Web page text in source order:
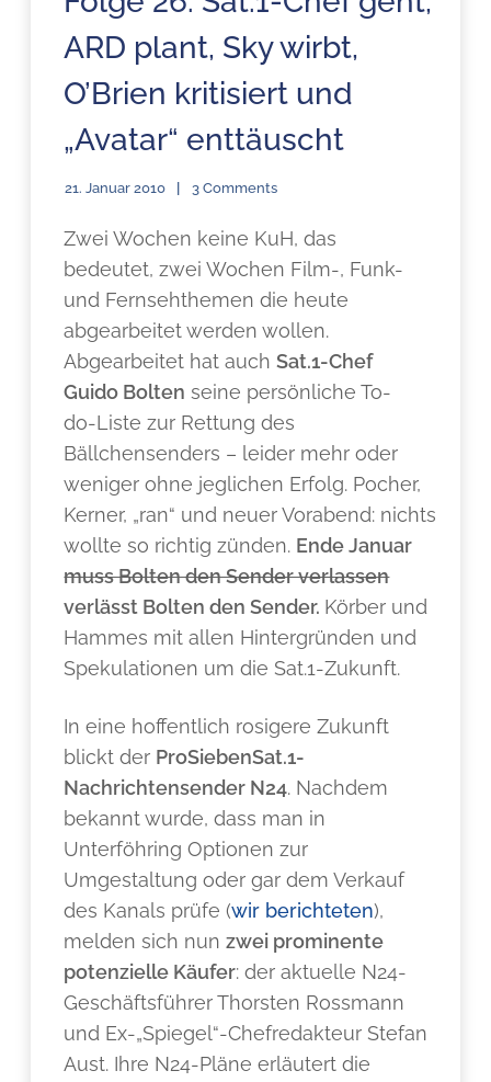
ARD plant, Sky wirbt,
O’Brien kritisiert und
„Avatar“ enttäuscht
21. Januar 2010 3 Comments
Zwei Wochen keine KuH, das
bedeutet, zwei Wochen Film-, Funk-
und Fernsehthemen die heute
abgearbeitet werden wollen.
Abgearbeitet hat auchSat.1-Chef
Guido Bolten seine persönliche To-
do-Liste zur Rettung des
Bällchensenders – leider mehr oder
weniger ohne jeglichen Erfolg. Pocher,
Kerner, „ran“ und neuer Vorabend: nichts
wollte so richtig zünden. Ende Januar
muss Bolten den Sender verlassen
verlässt Bolten den Sender. Körber und
Hammes mit allen Hintergründen und
Spekulationen um die Sat.1-Zukunft.
In eine hoffentlich rosigere Zukunft
blickt der ProSiebenSat.1-
Nachrichtensender N24. Nachdem
bekannt wurde, dass man in
Unterföhring Optionen zur
Umgestaltung oder gar dem Verkauf
des Kanals prüfe (wir berichteten),
melden sich nunzwei prominente
potenzielle Käufer: der aktuelle N24-
Geschäftsführer Thorsten Rossmann
und Ex-„Spiegel“-Chefredakteur Stefan
Aust. Ihre N24-Pläne erläutert die